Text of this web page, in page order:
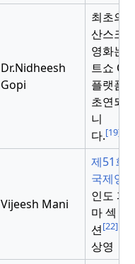
Dr.Nidheesh
Gopi
최초의
산스크
영화는
트쇼
플랫폼
초연되
니
다.[19]
Vijeesh Mani
제51회
국제영
인도 파
마 섹
션[22]
상영